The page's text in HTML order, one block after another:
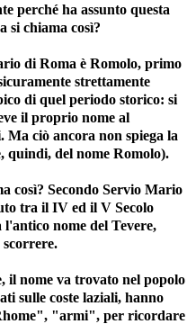
perché ha assunto questa
si chiama così?
di Roma è Romolo, primo
strettamente
di quel periodo storico: si
il proprio nome al
ciò ancora non spiega la
quindi, del nome Romolo).
così? Secondo Servio Mario
tra il IV ed il V Secolo
nome del Tevere,
il nome va trovato nel popolo
sulle coste laziali, hanno
"armi", per ricordare